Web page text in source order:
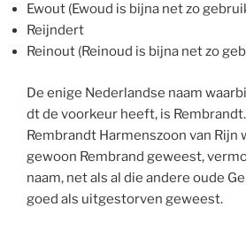
Ewout (Ewoud is bijna net zo
Reijndert
Reinout (Reinoud is bijna net zo
De enige Nederlandse naam
dt de voorkeur heeft, is
Rembrandt Harmenszoon van Rijn
gewoon Rembrand geweest,
naam, net als al die andere oude
goed als uitgestorven geweest.